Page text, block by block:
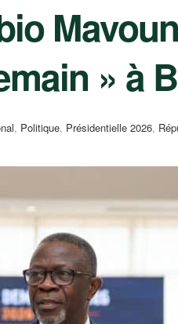
» à
, Politique, Présidentielle 2026,